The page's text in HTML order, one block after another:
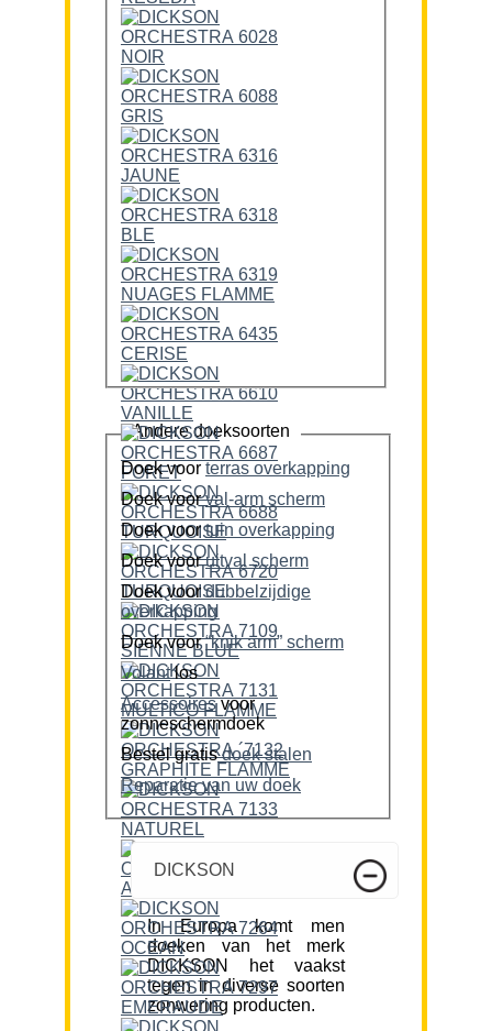
Andere doeksoorten
Doek voor terras overkapping
Doek voor
val-arm scherm
Doek voor
tuin overkapping
Doek voor
uitval scherm
Doek voordubbelzijdige
overkapping
Doek voor
“knik arm” scherm
Volantlos
Accessoiresvoor
zonneschermdoek
Bestel gratis doek stalen
Reparatie van uw doek
DICKSON
In Europa komt men
doeken van het merk
DICKSON het vaakst
tegen in diverse soorten
zonwering producten.